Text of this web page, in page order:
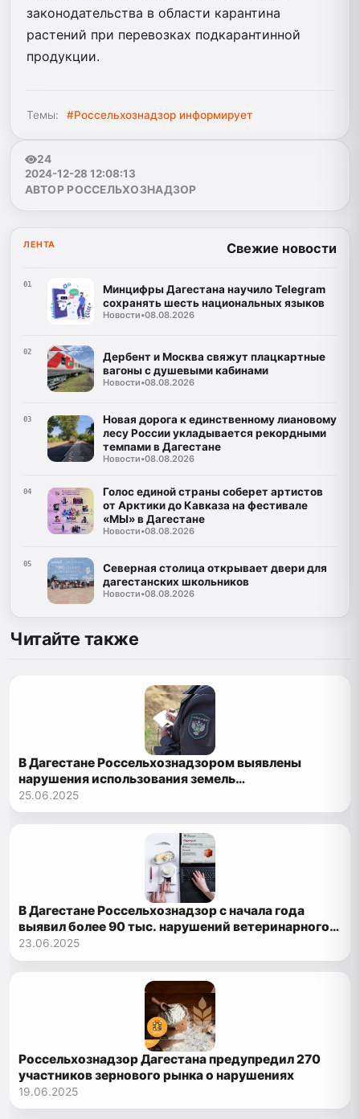
законодательства в области карантина
растений при перевозках подкарантинной
продукции.
Темы: #Россельхознадзор информирует
24
2024-12-28 12:08:13
АВТОР РОССЕЛЬХОЗНАДЗОР
ЛЕНТА Свежие новости
01
Минцифры Дагестана научило Telegram
сохранять шесть национальных языков
Новости•08.08.2026
02
Дербент и Москва свяжут плацкартные
вагоны с душевыми кабинами
Новости•08.08.2026
03
Новая дорога к единственному лиановому
лесу России укладывается рекордными
темпами в Дагестане
Новости•08.08.2026
04
Голос единой страны соберет артистов
от Арктики до Кавказа на фестивале
«МЫ» в Дагестане
Новости•08.08.2026
05
Северная столица открывает двери для
дагестанских школьников
Новости•08.08.2026
Читайте также
В Дагестане Россельхознадзором выявлены
нарушения использования земель
сельхозназначения более чем на 1,1 млн рублей
25.06.2025
В Дагестане Россельхознадзор с начала года
выявил более 90 тыс. нарушений ветеринарного
законодательства
23.06.2025
Россельхознадзор Дагестана предупредил 270
участников зернового рынка о нарушениях
19.06.2025